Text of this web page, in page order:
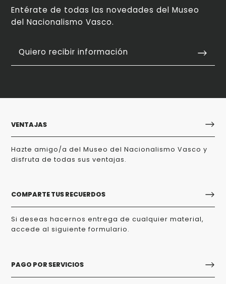
Entérate de todas las novedades del Museo
del Nacionalismo Vasco.
Quiero recibir información
VENTAJAS
Hazte amigo/a del Museo del Nacionalismo Vasco y
disfruta de todas sus ventajas.
COMPARTE TUS RECUERDOS
Si deseas hacernos entrega de cualquier material,
accede al siguiente formulario.
PAGO POR SERVICIOS